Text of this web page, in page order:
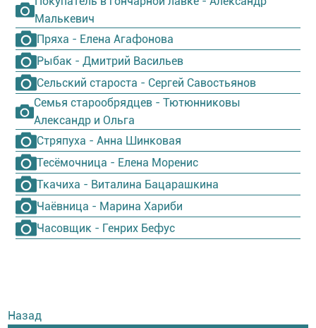
Малькевич
Пряха - Елена Агафонова
Рыбак - Дмитрий Васильев
Сельский староста - Сергей Савостьянов
Семья старообрядцев - Тютюнниковы
Александр и Ольга
Стряпуха - Анна Шинковая
Тесёмочница - Елена Моренис
Ткачиха - Виталина Бацарашкина
Чаёвница - Марина Хариби
Часовщик - Генрих Бефус
Назад